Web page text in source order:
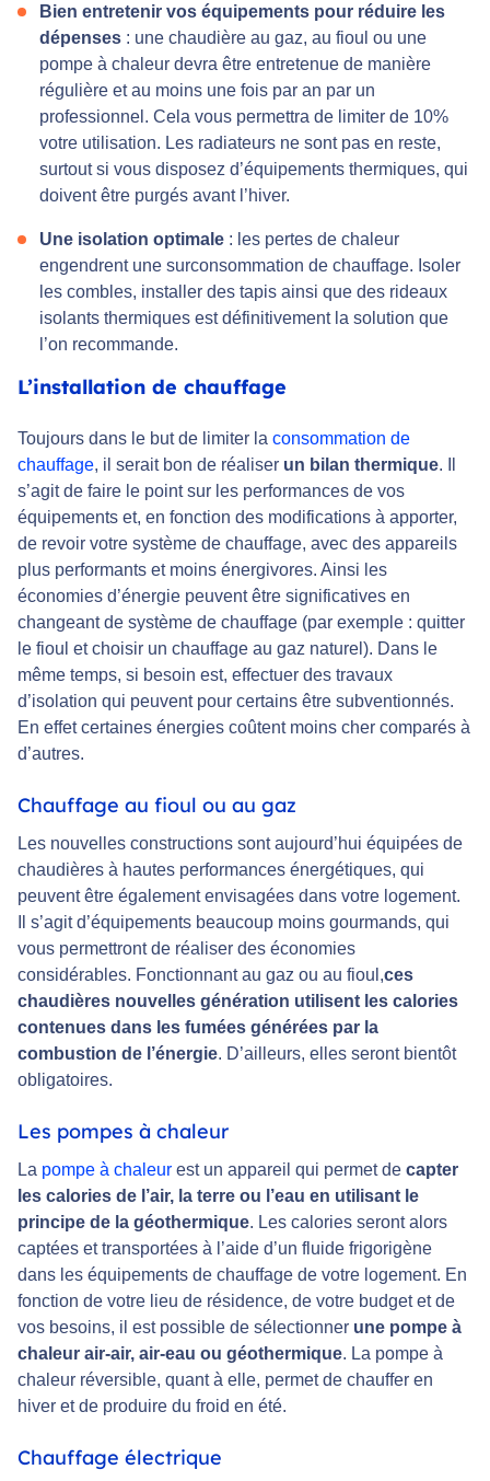
Bien entretenir vos équipements pour réduire les
dépenses : une chaudière au gaz, au fioul ou une
pompe à chaleur devra être entretenue de manière
régulière et au moins une fois par an par un
professionnel. Cela vous permettra de limiter de 10%
votre utilisation. Les radiateurs ne sont pas en reste,
surtout si vous disposez d’équipements thermiques, qui
doivent être purgés avant l’hiver.
Une isolation optimale : les pertes de chaleur
engendrent une surconsommation de chauffage. Isoler
les combles, installer des tapis ainsi que des rideaux
isolants thermiques est définitivement la solution que
l’on recommande.
L’installation de chauffage
Toujours dans le but de limiter la consommation de
chauffage, il serait bon de réaliser un bilan thermique. Il
s’agit de faire le point sur les performances de vos
équipements et, en fonction des modifications à apporter,
de revoir votre système de chauffage, avec des appareils
plus performants et moins énergivores. Ainsi les
économies d’énergie peuvent être significatives en
changeant de système de chauffage (par exemple : quitter
le fioul et choisir un chauffage au gaz naturel). Dans le
même temps, si besoin est, effectuer des travaux
d’isolation qui peuvent pour certains être subventionnés.
En effet certaines énergies coûtent moins cher comparés à
d’autres.
Chauffage au fioul ou au gaz
Les nouvelles constructions sont aujourd’hui équipées de
chaudières à hautes performances énergétiques, qui
peuvent être également envisagées dans votre logement.
Il s’agit d’équipements beaucoup moins gourmands, qui
vous permettront de réaliser des économies
considérables. Fonctionnant au gaz ou au fioul,ces
chaudières nouvelles génération utilisent les calories
contenues dans les fumées générées par la
combustion de l’énergie. D’ailleurs, elles seront bientôt
obligatoires.
Les pompes à chaleur
La pompe à chaleur est un appareil qui permet de capter
les calories de l’air, la terre ou l’eau en utilisant le
principe de la géothermique. Les calories seront alors
captées et transportées à l’aide d’un fluide frigorigène
dans les équipements de chauffage de votre logement. En
fonction de votre lieu de résidence, de votre budget et de
vos besoins, il est possible de sélectionner une pompe à
chaleur air-air, air-eau ou géothermique. La pompe à
chaleur réversible, quant à elle, permet de chauffer en
hiver et de produire du froid en été.
Chauffage électrique